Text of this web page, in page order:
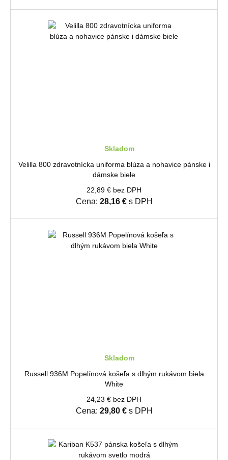
Skladom
Velilla 800 zdravotnícka uniforma blúza a nohavice pánske i
dámske biele
22,89 € bez DPH
Cena: 28,16 €s DPH
Skladom
Russell 936M Popelínová košeľa s dlhým rukávom biela
White
24,23 € bez DPH
Cena: 29,80 €s DPH